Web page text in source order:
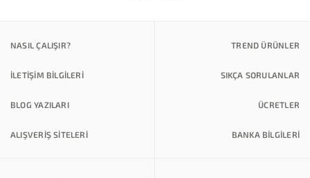
NASIL ÇALIŞIR? TREND ÜRÜNLER
İLETİŞİM BİLGİLERİ SIKÇA SORULANLAR
BLOG YAZILARI ÜCRETLER
ALIŞVERİŞ SİTELERİ BANKA BILGILERI